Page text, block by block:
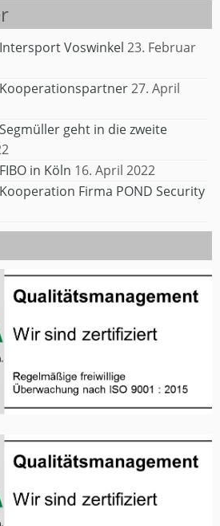
Voswinkel 23. Februar
Kooperationspartner27. April
geht in die zweite
in Köln 16. April 2022
Firma POND Security